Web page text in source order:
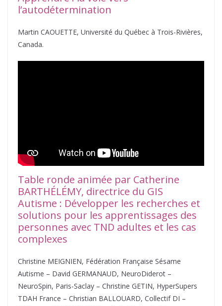
l’autodétermination
Martin CAOUETTE, Université du Québec à Trois-Rivières,
Canada.
Table ronde animée par Catherine
BARTHÉLÉMY, directrice du GIS
Autisme : Développer les recherches et
solutions pour les apprentissages des
personnes avec TND adultes et les cas
complexes
Christine MEIGNIEN, Fédération Française Sésame
Autisme – David GERMANAUD, NeuroDiderot –
NeuroSpin, Paris-Saclay – Christine GETIN, HyperSupers
TDAH France – Christian BALLOUARD, Collectif DI –